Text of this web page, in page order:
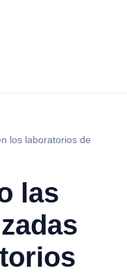
los laboratorios de
las